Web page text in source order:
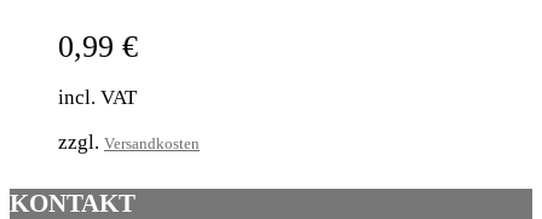
0,99 €
incl. VAT
zzgl. Versandkosten
KONTAKT